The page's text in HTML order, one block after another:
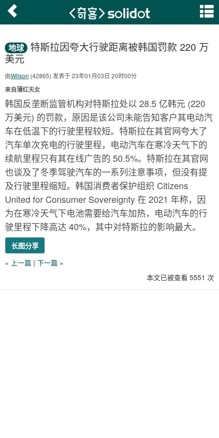
地球 特斯拉因夸大行驶距离被韩国罚款 220 万
美元
由Wilson (42865) 发表于 23年01月03日 20时00分
来自薄红天女
韩国反垄断监管机构对特斯拉处以 28.5 亿韩元 (220
万美元) 的罚款，原因是该公司未能告知客户其电动汽
车在低温下的行驶里程较短。特斯拉在其官网夸大了
汽车单次充电的行驶里程，电动汽车在寒冷天气下的
续航里程只有其在线广告的 50.5%。特斯拉在其官网
也谈及了冬季驾驶汽车的一系列注意事项，但没有提
及行驶里程缩短。韩国消费者保护组织 Citizens
United for Consumer Sovereignty 在 2021 年称，因
为在寒冷天气下电池需要给汽车加热，电动汽车的行
驶里程下降高达 40%，其中对特斯拉的影响最大。
长图分享
« 上一篇 | 下一篇 »
本文已被查看 5551 次